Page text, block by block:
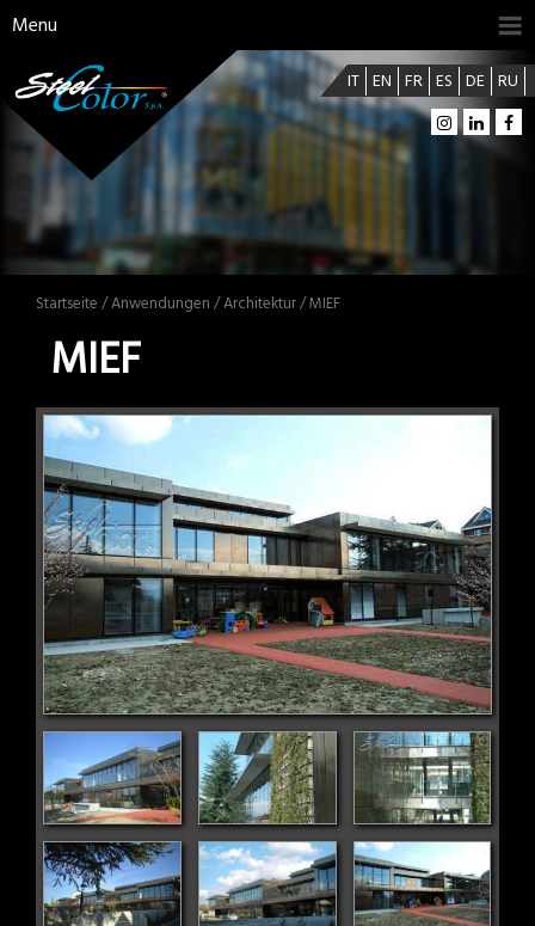
Menu
IT EN FR ES DE RU
Startseite /Anwendungen /Architektur/ MIEF
MIEF